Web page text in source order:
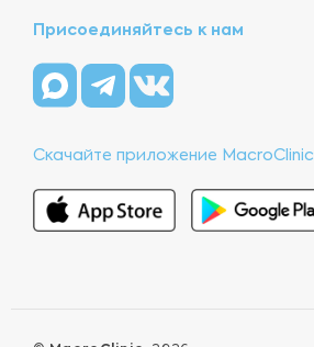
Присоединяйтесь к нам
Скачайте приложение MacroClinic